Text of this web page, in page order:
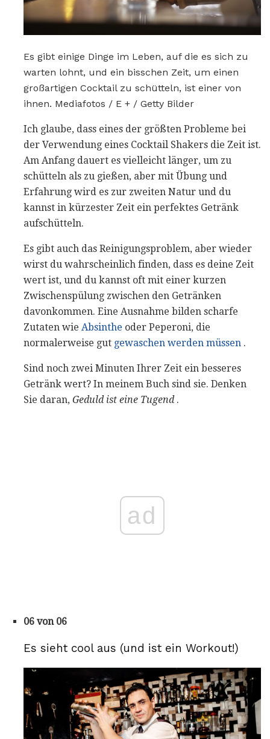
Es gibt einige Dinge im Leben, auf die es sich zu
warten lohnt, und ein bisschen Zeit, um einen
großartigen Cocktail zu schütteln, ist einer von
ihnen. Mediafotos / E + / Getty Bilder
Ich glaube, dass eines der größten Probleme bei
der Verwendung eines Cocktail Shakers die Zeit ist.
Am Anfang dauert es vielleicht länger, um zu
schütteln als zu gießen, aber mit Übung und
Erfahrung wird es zur zweiten Natur und du
kannst in kürzester Zeit ein perfektes Getränk
aufschütteln.
Es gibt auch das Reinigungsproblem, aber wieder
wirst du wahrscheinlich finden, dass es deine Zeit
wert ist, und du kannst oft mit einer kurzen
Zwischenspülung zwischen den Getränken
davonkommen. Eine Ausnahme bilden scharfe
Zutaten wie Absinthe oder Peperoni, die
normalerweise gut gewaschen werden müssen .
Sind noch zwei Minuten Ihrer Zeit ein besseres
Getränk wert? In meinem Buch sind sie. Denken
Sie daran, Geduld ist eine Tugend.
ad
06 von 06
Es sieht cool aus (und ist ein Workout!)